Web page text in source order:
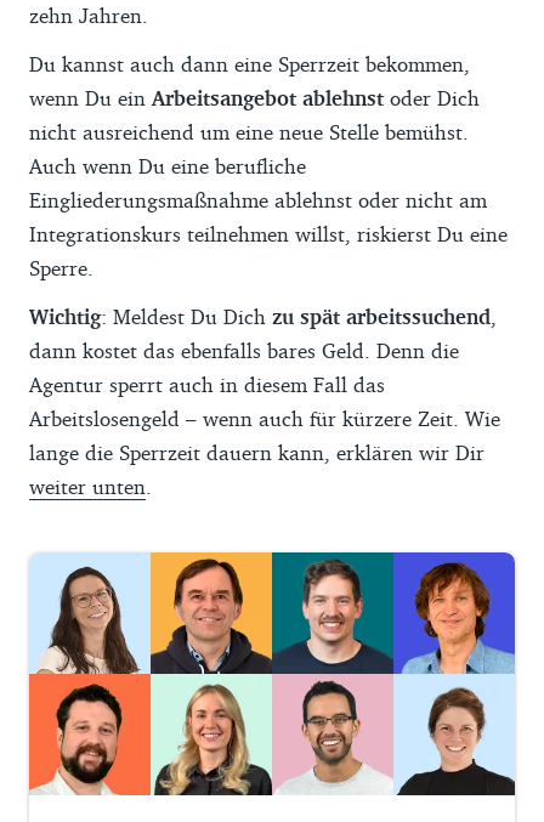
zehn Jahren.
Du kannst auch dann eine Sperrzeit bekommen,
wenn Du ein Arbeitsangebot ablehnst oder Dich
nicht ausreichend um eine neue Stelle bemühst.
Auch wenn Du eine berufliche
Eingliederungsmaßnahme ablehnst oder nicht am
Integrationskurs teilnehmen willst, riskierst Du eine
Sperre.
Wichtig: Meldest Du Dich zu spät arbeitssuchend
dann kostet das ebenfalls bares Geld. Denn die
Agentur sperrt auch in diesem Fall das
Arbeitslosengeld – wenn auch für kürzere Zeit. Wie
lange die Sperrzeit dauern kann, erklären wir Dir
weiter unten